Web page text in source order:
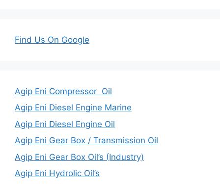
Find Us On Google
Agip Eni Compressor Oil
Agip Eni Diesel Engine Marine
Agip Eni Diesel Engine Oil
Agip Eni Gear Box / Transmission Oil
Agip Eni Gear Box Oil’s (Industry)
Agip Eni Hydrolic Oil’s